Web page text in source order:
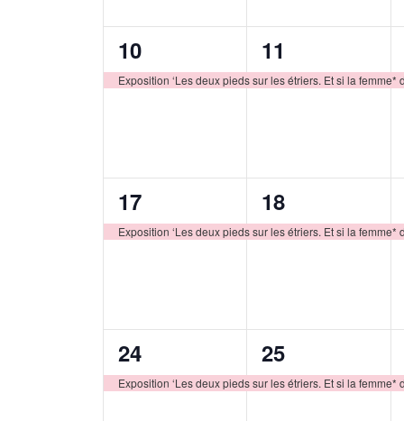
1
évènement,
10
Exposition ‘Les deux pieds sur les étriers. Et si la femme*
1
évènement,
11
1
évènement,
17
Exposition ‘Les deux pieds sur les étriers. Et si la femme*
1
évènement,
18
1
évènement,
24
Exposition ‘Les deux pieds sur les étriers. Et si la femme*
1
évènement,
25